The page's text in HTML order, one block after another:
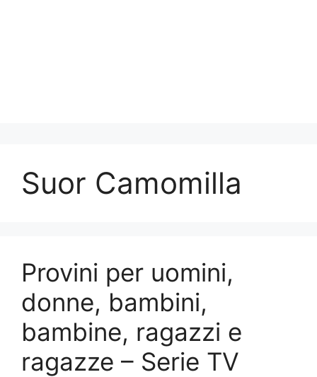
Suor Camomilla
Provini per uomini,
donne, bambini,
bambine, ragazzi e
ragazze – Serie TV